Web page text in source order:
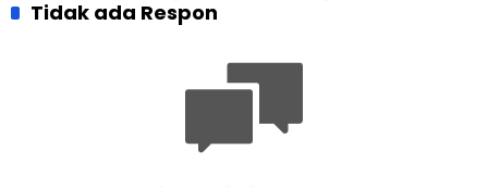
Bahas Kolaborasi Positif
Yogyakarta
Tidak ada Respon